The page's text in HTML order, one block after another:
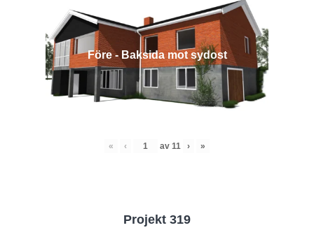
Före - Baksida mot sydost
« ‹ av 11 › »
Projekt 319